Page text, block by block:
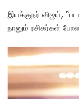
இயக்குநர் விஜய்,
நானும் ரசிகர்கள்